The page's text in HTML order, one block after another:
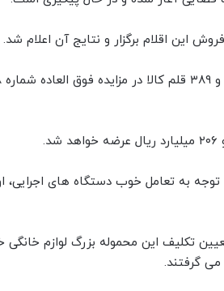
این اقلام برگزار و نتایج آن اعلام شد.
صالحی
به تعامل خوب دستگاه های اجرایی،
تکلیف این محموله بزرگ لوازم خانگی
گرفتند.